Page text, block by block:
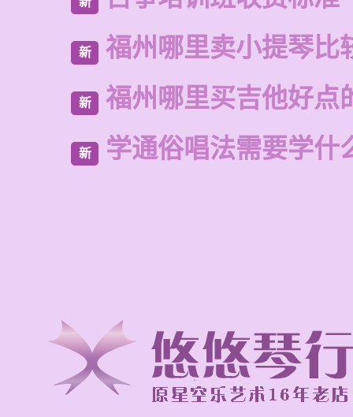
新 福州哪里卖小提琴比
新 福州哪里买吉他好点
新 学通俗唱法需要学什